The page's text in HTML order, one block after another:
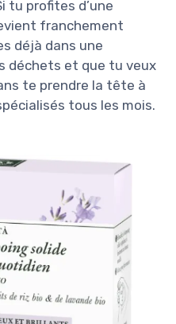
tu profites d’une
franchement
déjà dans une
déchets et que tu veux
te prendre la tête à
tous les mois.